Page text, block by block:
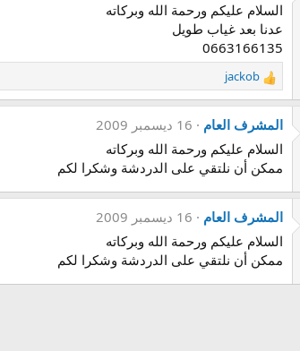
السلام عليكم ورحمة الله وبركاته
عدنا بعد غياب طويل
0663166135
R
e
a
c
t
n
s
jackob
المشرف العام
16 ديسمبر 2009
السلام عليكم ورحمة الله وبركاته
ممكن أن نلتقي على الدردشة وشكرا لكم
المشرف العام
16 ديسمبر 2009
السلام عليكم ورحمة الله وبركاته
ممكن أن نلتقي على الدردشة وشكرا لكم